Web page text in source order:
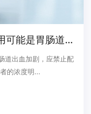
阿司匹林与糖皮质激素合用可能是胃肠道出血加
道出血加剧，应禁止配
的浓度明...